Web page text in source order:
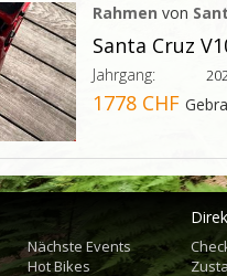
Rahmen von
Santa Cruz
Jahrgang:
1778 CHF
Nächste Events
Hot Bikes